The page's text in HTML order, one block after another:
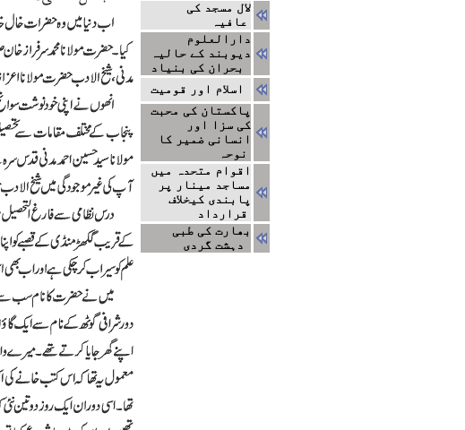
لال مسجد کی
عافیہ
دارالعلوم
دیوبند کے حالیہ
پاکستان کی محبت
کی سزا اور
انسانی ضمیر کا
نوحہ
اقوام متحدہ میں
مساجد مینار پر
پابندی کیخلاف
قرارداد
بھارت کی طبی